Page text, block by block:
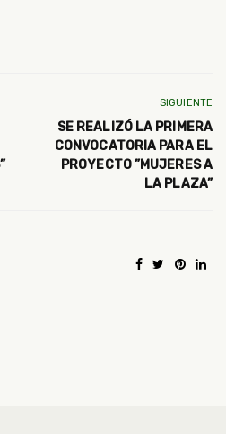
SIGUIENTE
SE REALIZÓ LA PRIMERA
CONVOCATORIA PARA EL
PROYECTO ”MUJERES A
LA PLAZA”